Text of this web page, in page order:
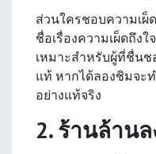
ส่วนใครชอบความเผ็
ชื่อเรื่องความเผ็ดถึง
เหมาะสำหรับผู้ที่ชื่น
แท้ หากได้ลองชิมจะ
อย่างแท้จริง
2. ร้านล้าน